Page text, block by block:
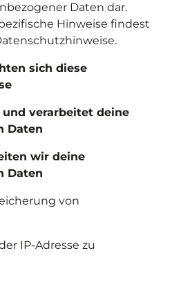
Daten dar.
Hinweise findest
sich diese
verarbeitet deine
Daten
wir deine
Daten
von
IP-Adresse zu